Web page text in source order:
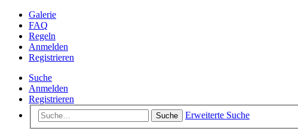
Galerie
FAQ
Regeln
Anmelden
Registrieren
Suche
Anmelden
Registrieren
Suche Erweiterte Suche